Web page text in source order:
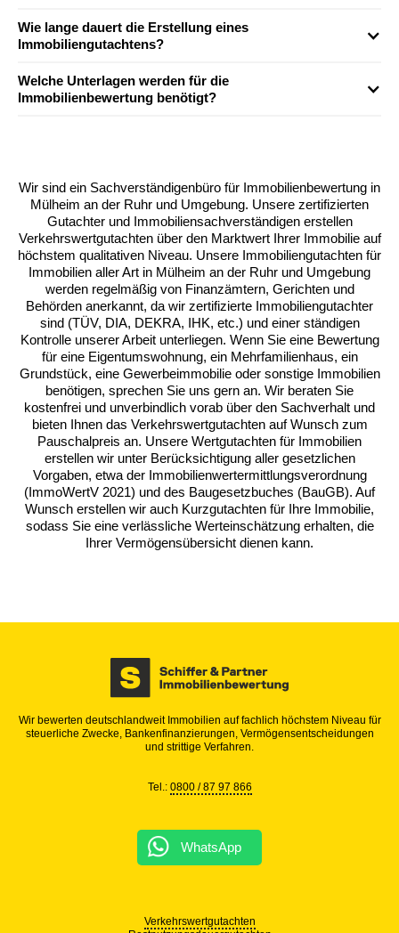
Wie lange dauert die Erstellung eines
Immobiliengutachtens?
Welche Unterlagen werden für die
Immobilienbewertung benötigt?
Wertermittlung werden meist folgende Unterlagen benötigt:
Aktueller Grundbuchauszug
Flurkarte (Liegenschaftskarte)
Baupläne und Grundrisse
Wohnflächenberechnung
Energieausweis
Nachweise über Modernisierungen und
Sanierungen
Mietverträge
Wir sind ein Sachverständigenbüro für Immobilienbewertung in
Mülheim an der Ruhr und Umgebung. Unsere zertifizierten
Gutachter und Immobiliensachverständigen erstellen
Verkehrswertgutachten über den Marktwert Ihrer Immobilie auf
höchstem qualitativen Niveau. Unsere Immobiliengutachten für
Immobilien aller Art in Mülheim an der Ruhr und Umgebung
werden regelmäßig von Finanzämtern, Gerichten und
Behörden anerkannt, da wir zertifizierte Immobiliengutachter
sind (TÜV, DIA, DEKRA, IHK, etc.) und einer ständigen
Kontrolle unserer Arbeit unterliegen. Wenn Sie eine Bewertung
für eine Eigentumswohnung, ein Mehrfamilienhaus, ein
Grundstück, eine Gewerbeimmobilie oder sonstige Immobilien
benötigen, sprechen Sie uns gern an. Wir beraten Sie
kostenfrei und unverbindlich vorab über den Sachverhalt und
bieten Ihnen das Verkehrswertgutachten auf Wunsch zum
Pauschalpreis an. Unsere Wertgutachten für Immobilien
erstellen wir unter Berücksichtigung aller gesetzlichen
Vorgaben, etwa der Immobilienwertermittlungsverordnung
(ImmoWertV 2021) und des Baugesetzbuches (BauGB). Auf
Wunsch erstellen wir auch Kurzgutachten für Ihre Immobilie,
sodass Sie eine verlässliche Werteinschätzung erhalten, die
Ihrer Vermögensübersicht dienen kann.
Wir bewerten deutschlandweit Immobilien auf fachlich höchstem Niveau für
steuerliche Zwecke, Bankenfinanzierungen, Vermögensentscheidungen
und strittige Verfahren.
Tel.: 0800 / 87 97 866
WhatsApp
Verkehrswertgutachten